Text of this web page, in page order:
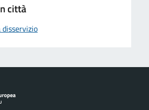
città
disservizio